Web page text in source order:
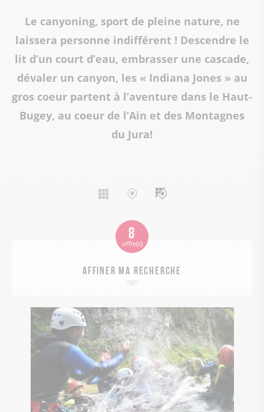
Le canyoning, sport de pleine nature, ne
laissera personne indifférent ! Descendre le
lit d’un court d’eau, embrasser une cascade,
dévaler un canyon, les « Indiana Jones » au
gros coeur partent à l’aventure dans le Haut-
Bugey, au coeur de l’Ain et des Montagnes
du Jura!
Affichage Affichage
8
offre(s)
Affiner ma recherche